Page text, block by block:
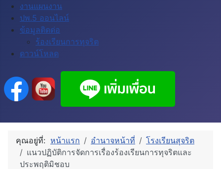
งานแผนงาน
ปพ.5 ออนไลน์
ข้อมูลติดด่อ
ร้องเรียนการทุจริต
ดาวน์โหลด
คุณอยู่ที่: หน้าแรก อำนาจหน้าที่
โรงเรียนสุจริต
แนวปฏิบัติการจัดการเรื่องร้องเรียนการทุจริตและ
ประพฤติมิชอบ